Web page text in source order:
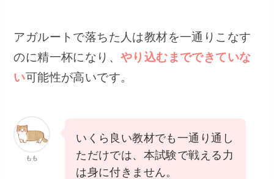
アガルートで落ちた人は教材を一通りこなす
のに精一杯になり、やり込むまでできていな
い可能性が高いです。
もも
いくら良い教材でも一通り通し
ただけでは、本試験で戦える力
は身に付きません。